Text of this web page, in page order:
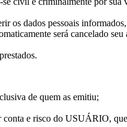
os dados pessoais
será cancelado
de quem as emitiu;
e risco do USUÁRIO,